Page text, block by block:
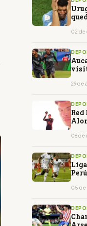
02 de
29 de
06 de
05 de